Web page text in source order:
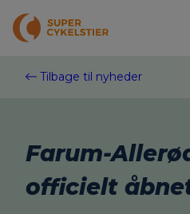
indhold
Tilbage til nyheder
Farum-
officielt